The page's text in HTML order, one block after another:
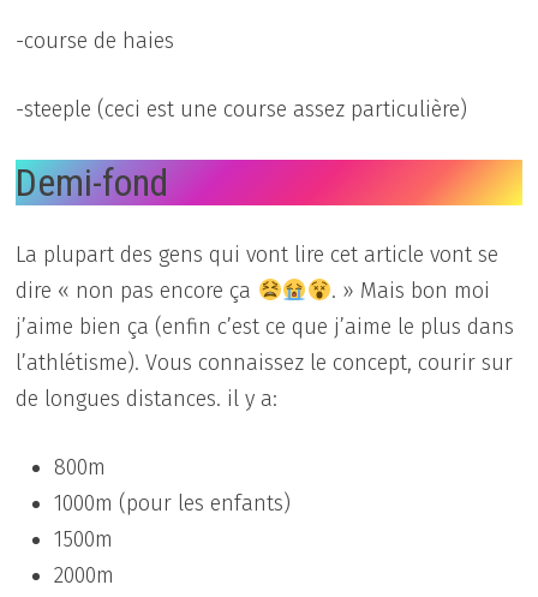
-course de haies
-steeple (ceci est une course assez particulière)
Demi-fond
La plupart des gens qui vont lire cet article vont se
dire « non pas encore ça
. » Mais bon moi
j’aime bien ça (enfin c’est ce que j’aime le plus dans
l’athlétisme). Vous connaissez le concept, courir sur
de longues distances. il y a:
800m
1000m (pour les enfants)
1500m
2000m